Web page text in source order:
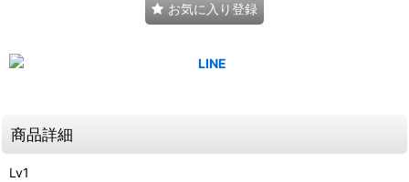
お気に入り登録
商品詳細
Lv1